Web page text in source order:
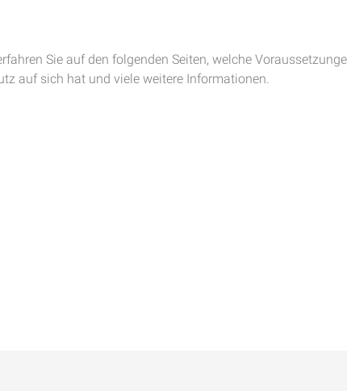
Sie auf den folgenden Seiten, welche
auf sich hat und viele weitere Informationen.